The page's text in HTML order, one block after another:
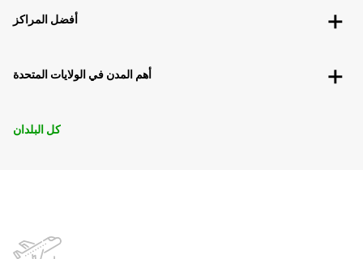
أفضل المراكز
أهم المدن في الولايات المتحدة
كل البلدان